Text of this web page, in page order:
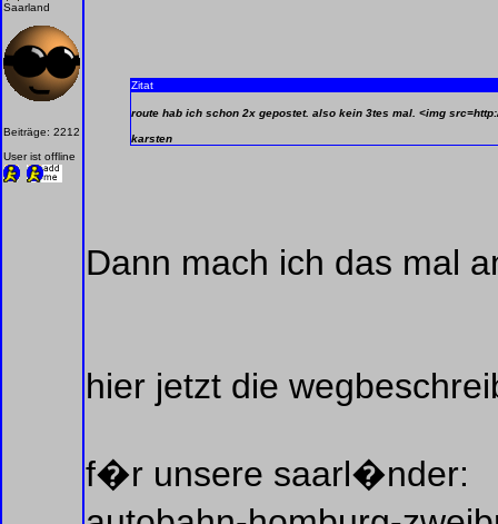
Saarland
Beiträge: 2212
User ist offline
Zitat
route hab ich schon 2x gepostet. also kein 3tes mal. <img
karsten
Dann mach ich das mal
hier jetzt die
f�r unsere saarl�nder: